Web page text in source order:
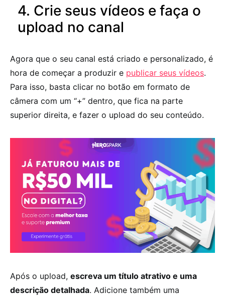
4. Crie seus vídeos e faça o
upload no canal
Agora que o seu canal está criado e personalizado, é
hora de começar a produzir e publicar seus vídeos.
Para isso, basta clicar no botão em formato de
câmera com um “+” dentro, que fica na parte
superior direita, e fazer o upload do seu conteúdo.
Após o upload, escreva um título atrativo e uma
descrição detalhada. Adicione também uma